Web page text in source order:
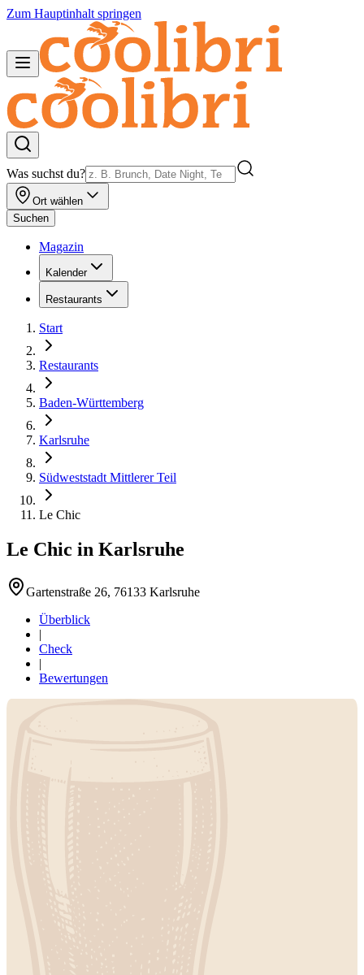
Zum Hauptinhalt springen
Was suchst du?
Ort wählen
Suchen
Magazin
Kalender
Restaurants
Start
Restaurants
Baden-Württemberg
Karlsruhe
Südweststadt Mittlerer Teil
Le Chic
Le Chic in Karlsruhe
Gartenstraße 26, 76133 Karlsruhe
Überblick
|
Check
|
Bewertungen